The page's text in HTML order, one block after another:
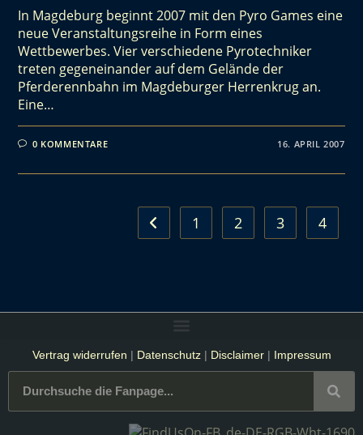
In Magdeburg beginnt 2007 mit den Pyro Games eine
neue Veranstaltungsreihe in Form eines
Wettbewerbes. Vier verschiedene Pyrotechniker
treten gegeneinander auf dem Gelände der
Pferderennbahn im Magdeburger Herrenkrug an.
Eine…
0 KOMMENTARE 16. APRIL 2007
1 2 3 4
Vertrag widerrufen | Datenschutz| Disclaimer| Impressum